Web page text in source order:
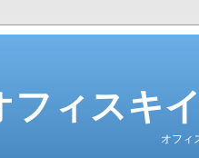
フィスキ
オフィ